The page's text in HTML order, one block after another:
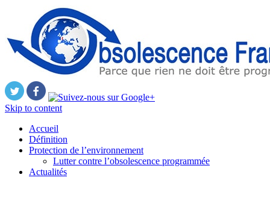
Skip to content
Accueil
Définition
Protection de l’environnement
Lutter contre l’obsolescence programmée
Actualités